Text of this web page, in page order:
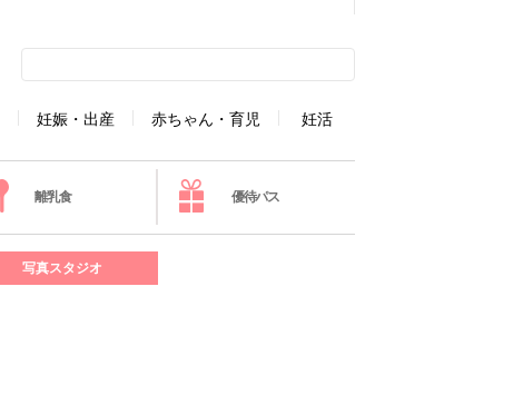
妊娠・出産 赤ちゃん・育児 妊活
離乳食 優待パス
写真スタジオ